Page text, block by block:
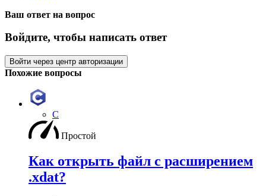
Ваш ответ на вопрос
Войдите, чтобы написать ответ
Войти через центр авторизации
Похожие вопросы
C
Простой
Как открыть файл с расширением
.xdat?